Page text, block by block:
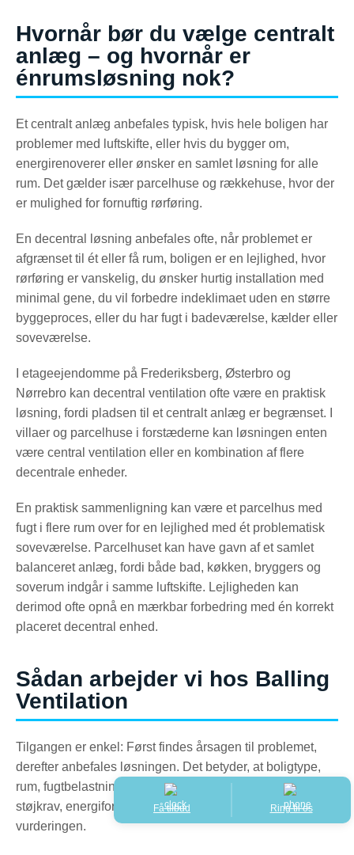
Hvornår bør du vælge centralt
anlæg – og hvornår er
énrumsløsning nok?
Et centralt anlæg anbefales typisk, hvis hele boligen har
problemer med luftskifte, eller hvis du bygger om,
energirenoverer eller ønsker en samlet løsning for alle
rum. Det gælder især parcelhuse og rækkehuse, hvor der
er mulighed for fornuftig rørføring.
En decentral løsning anbefales ofte, når problemet er
afgrænset til ét eller få rum, boligen er en lejlighed, hvor
rørføring er vanskelig, du ønsker hurtig installation med
minimal gene, du vil forbedre indeklimaet uden en større
byggeproces, eller du har fugt i badeværelse, kælder eller
soveværelse.
I etageejendomme på Frederiksberg, Østerbro og
Nørrebro kan decentral ventilation ofte være en praktisk
løsning, fordi pladsen til et centralt anlæg er begrænset. I
villaer og parcelhuse i forstæderne kan løsningen enten
være central ventilation eller en kombination af flere
decentrale enheder.
En praktisk sammenligning kan være et parcelhus med
fugt i flere rum over for en lejlighed med ét problematisk
soveværelse. Parcelhuset kan have gavn af et samlet
balanceret anlæg, fordi både bad, køkken, bryggers og
soverum indgår i samme luftskifte. Lejligheden kan
derimod ofte opnå en mærkbar forbedring med én korrekt
placeret decentral enhed.
Sådan arbejder vi hos Balling
Ventilation
Tilgangen er enkel: Først findes årsagen til problemet,
derefter anbefales løsningen. Det betyder, at boligtype,
rum, fugtbelastning, eksisterende aftræk, adgangsforhold,
støjkrav, energiforbrug og beboernes hverdag bør indgå i
vurderingen.
Få tilbud Ring til os